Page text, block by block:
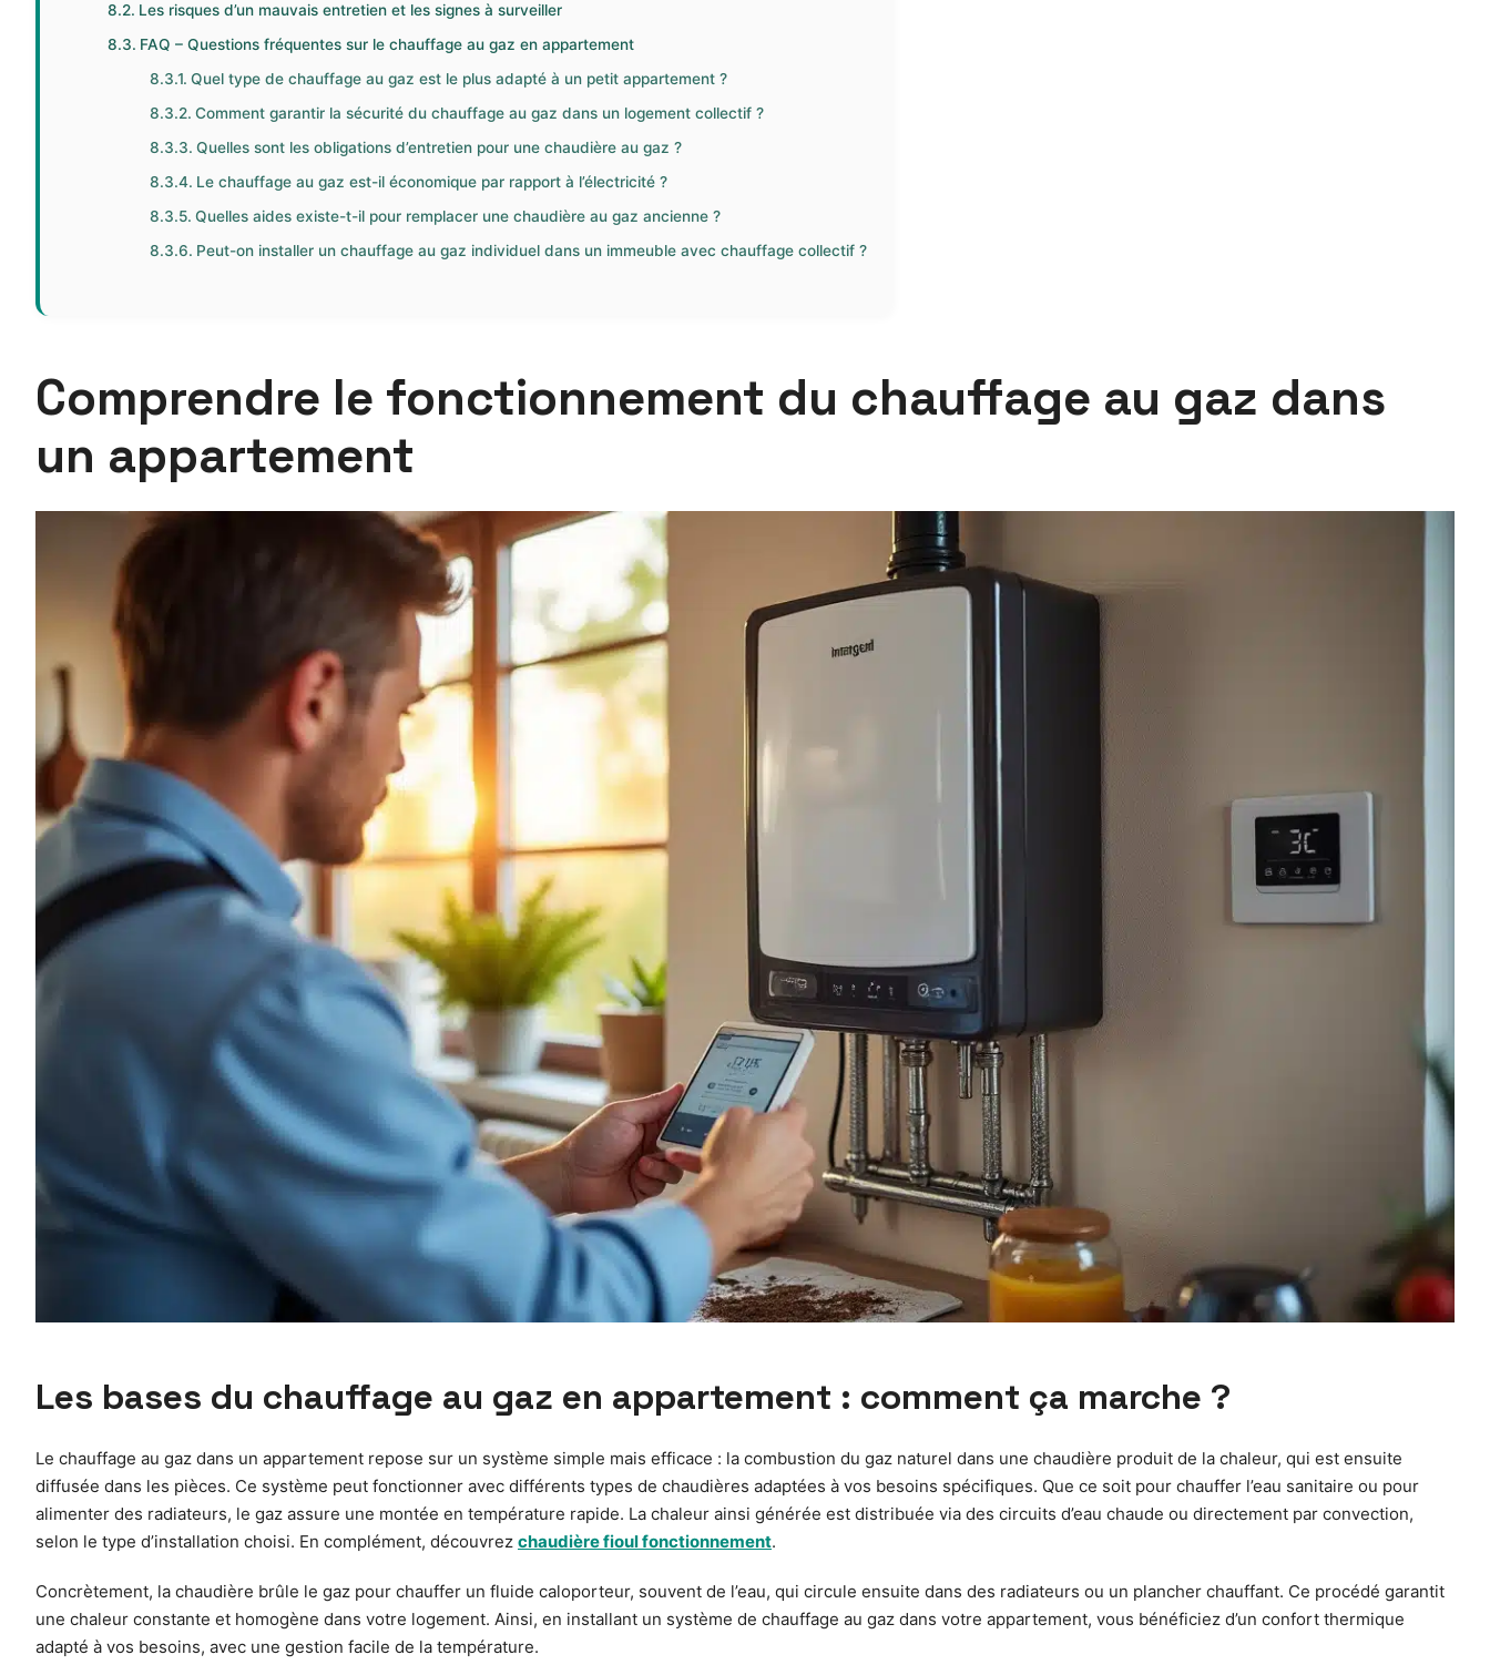
Les risques d’un mauvais entretien et les signes à surveiller
FAQ – Questions fréquentes sur le chauffage au gaz en appartement
Quel type de chauffage au gaz est le plus adapté à un petit appartement ?
Comment garantir la sécurité du chauffage au gaz dans un logement collectif ?
Quelles sont les obligations d’entretien pour une chaudière au gaz ?
Le chauffage au gaz est-il économique par rapport à l’électricité ?
Quelles aides existe-t-il pour remplacer une chaudière au gaz ancienne ?
Peut-on installer un chauffage au gaz individuel dans un immeuble avec chauffage collectif ?
Comprendre le fonctionnement du chauffage au gaz dans
un appartement
Les bases du chauffage au gaz en appartement : comment ça marche ?
Le chauffage au gaz dans un appartement repose sur un système simple mais efficace : la combustion du gaz naturel dans une chaudière produit de la chaleur, qui est ensuite
diffusée dans les pièces. Ce système peut fonctionner avec différents types de chaudières adaptées à vos besoins spécifiques. Que ce soit pour chauffer l’eau sanitaire ou pour
alimenter des radiateurs, le gaz assure une montée en température rapide. La chaleur ainsi générée est distribuée via des circuits d’eau chaude ou directement par convection,
selon le type d’installation choisi. En complément, découvrez chaudière fioul fonctionnement.
Concrètement, la chaudière brûle le gaz pour chauffer un fluide caloporteur, souvent de l’eau, qui circule ensuite dans des radiateurs ou un plancher chauffant. Ce procédé garantit
une chaleur constante et homogène dans votre logement. Ainsi, en installant un système de chauffage au gaz dans votre appartement, vous bénéficiez d’un confort thermique
adapté à vos besoins, avec une gestion facile de la température.